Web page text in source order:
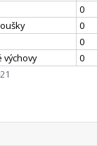
0
0
0
výchovy
0